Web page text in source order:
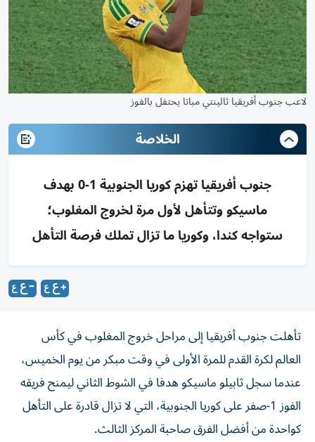
لاعب جنوب أفريقيا ثالينتي مباتا يحتفل بالفوز
الخلاصة
جنوب أفريقيا تهزم كوريا الجنوبية 1-0 بهدف
ماسيكو وتتأهل لأول مرة لخروج المغلوب؛
ستواجه كندا، وكوريا ما تزال تملك فرصة التأهل
تأهلت ‌جنوب أفريقيا إلى مراحل خروج ​المغلوب ⁠في كأس
العالم لكرة ‌القدم للمرة الأولى ‌في وقت مبكر من يوم الخميس،
عندما سجل ثابيلو ‌ماسيكو هدفا في الشوط الثاني ⁠ليمنح فريقه
الفوز 1-صفر على كوريا الجنوبية، التي لا تزال قادرة على التأهل
كواحدة من أفضل الفرق صاحبة المركز الثالث.